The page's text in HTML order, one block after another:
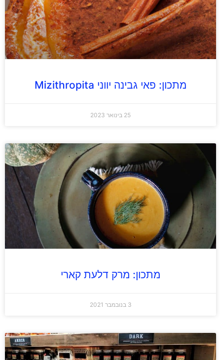
מתכון: פאי גבינה יווני Mizithropita‏
25 בינואר 2023
מתכון: מרק דלעת קארי
3 בנובמבר 2021